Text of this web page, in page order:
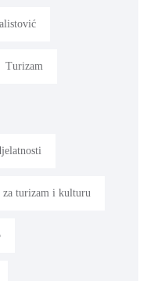
Turizam
za turizam i kulturu